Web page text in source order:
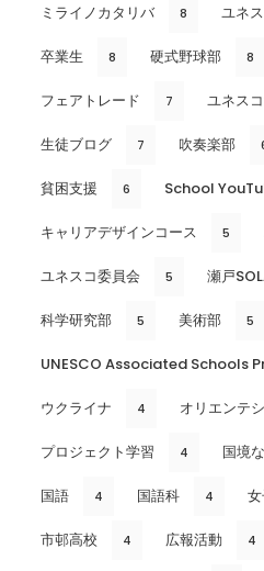
ミライノカタリバ 8 ユネ
卒業生 8 硬式野球部 8
フェアトレード 7 ユネス
生徒ブログ 7 吹奏楽部
貧困支援 6 School
キャリアデザインコース 5
ユネスコ委員会 5 瀬戸
科学研究部 5 美術部 5
UNESCO Associated Schools
ウクライナ 4 オリエンテ
プロジェクト学習 4 国境
国語 4 国語科 4
市邨高校 4 広報活動 4